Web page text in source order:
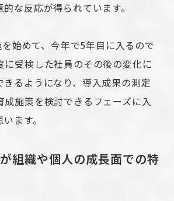
な反応が得られています。
始めて、今年で5年目に入るので
に受検した社員のその後の変化に
きるようになり、導入成果の測定
成施策を検討できるフェーズに入
ます。
組織や個人の成長面での特